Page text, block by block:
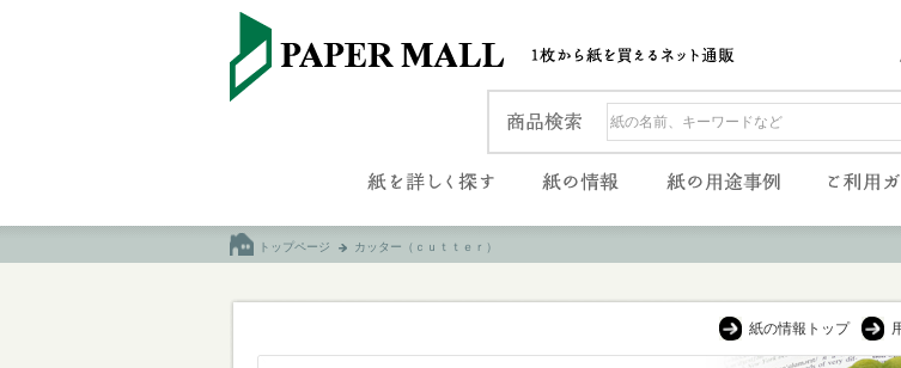
トップページ カッター（ｃｕｔｔｅｒ）
紙の情報トップ